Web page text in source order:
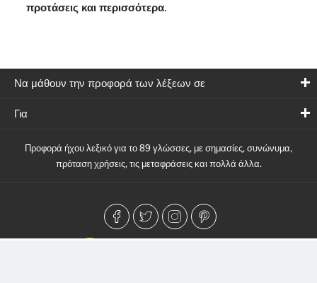
προτάσεις και περισσότερα.
Να μάθουν την προφορά των λέξεων σε
Για
Προφορά ήχου λεξικό για το 89 γλώσσες, με σημασίες, συνώνυμα,
πρόταση χρήσεις, τις μεταφράσεις και πολλά άλλα.